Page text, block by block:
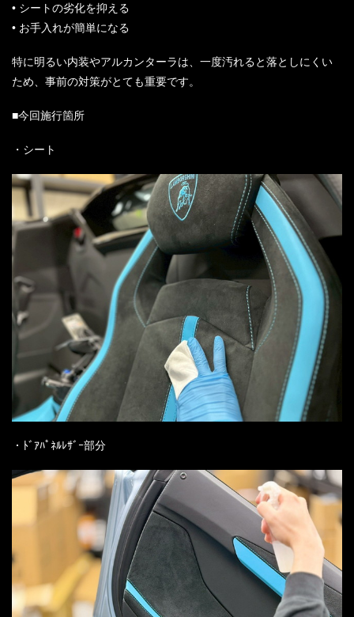
• シートの劣化を抑える
• お手入れが簡単になる
特に明るい内装やアルカンターラは、一度汚れると落としにくい
ため、事前の対策がとても重要です。
■今回施行箇所
・シート
・ﾄﾞｱﾊﾟﾈﾙﾚｻﾞｰ部分